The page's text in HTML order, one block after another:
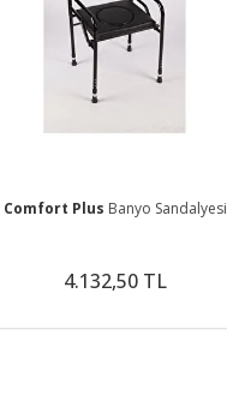
Comfort Plus Banyo Sandalyesi
4.132,50 TL